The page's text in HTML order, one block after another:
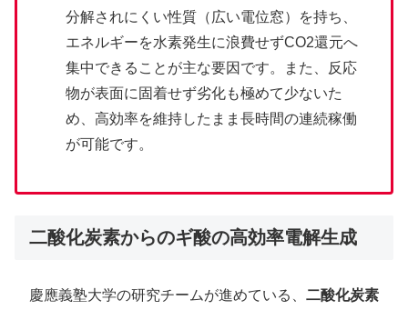
分解されにくい性質（広い電位窓）を持ち、
エネルギーを水素発生に浪費せずCO2還元へ
集中できることが主な要因です。また、反応
物が表面に固着せず劣化も極めて少ないた
め、高効率を維持したまま長時間の連続稼働
が可能です。
二酸化炭素からのギ酸の高効率電解生成
慶應義塾大学の研究チームが進めている、 二酸化炭素